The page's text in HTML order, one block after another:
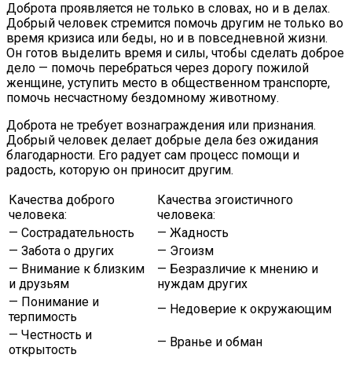
Доброта проявляется не только в словах, но и в делах.
Добрый человек стремится помочь другим не только во
время кризиса или беды, но и в повседневной жизни.
Он готов выделить время и силы, чтобы сделать доброе
дело — помочь перебраться через дорогу пожилой
женщине, уступить место в общественном транспорте,
помочь несчастному бездомному животному.
Доброта не требует вознаграждения или признания.
Добрый человек делает добрые дела без ожидания
благодарности. Его радует сам процесс помощи и
радость, которую он приносит другим.
Качества доброго
человека:
Качества эгоистичного
человека:
— Сострадательность
— Жадность
— Забота о других
— Эгоизм
— Внимание к близким
и друзьям
— Безразличие к мнению и
нуждам других
— Понимание и
терпимость
— Недоверие к окружающим
— Честность и
открытость
— Вранье и обман